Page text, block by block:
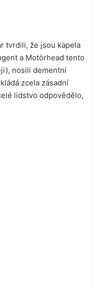
tvrdili, že jsou kapela
a Motörhead tento
nosili dementní
zcela zásadní
lidstvo odpovědělo,